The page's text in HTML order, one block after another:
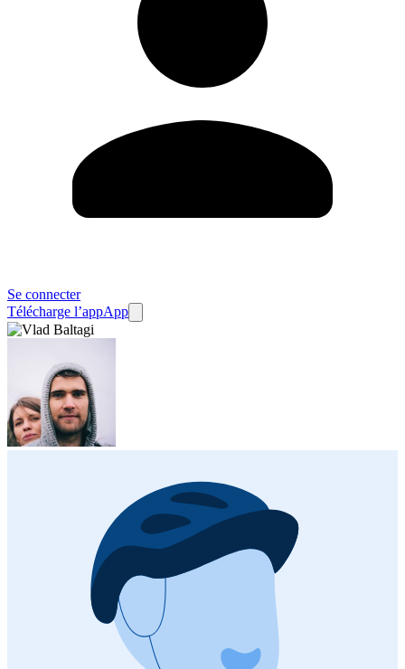
Se connecter
Télécharge l’appApp